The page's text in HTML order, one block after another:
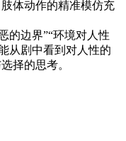
体动作的精准模仿充
的边界”“环境对人性
从剧中看到对人性的
择的思考。